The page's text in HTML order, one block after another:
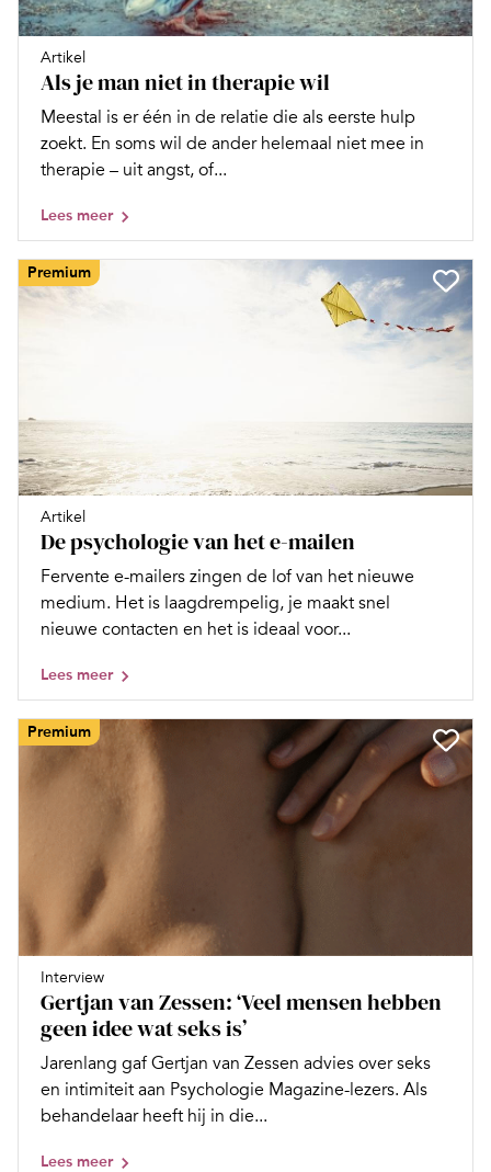
Artikel
Als je man niet in therapie wil
Meestal is er één in de relatie die als eerste hulp
zoekt. En soms wil de ander helemaal niet mee in
therapie – uit angst, of...
Lees meer
Premium
Artikel
De psychologie van het e-mailen
Fervente e-mailers zingen de lof van het nieuwe
medium. Het is laagdrempelig, je maakt snel
nieuwe contacten en het is ideaal voor...
Lees meer
Premium
Interview
Gertjan van Zessen: ‘Veel mensen hebben
geen idee wat seks is’
Jarenlang gaf Gertjan van Zessen advies over seks
en intimiteit aan Psychologie Magazine-lezers. Als
behandelaar heeft hij in die...
Lees meer